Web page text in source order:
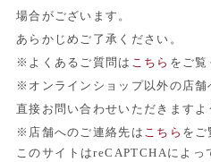
場合がございます。
あらかじめご了承ください。
※よくあるご質問は こちら をご覧
※オンラインショップ以外の店
直接お問い合わせいただきますよ
※店舗へのご連絡先は こちら をご
このサイトはreCAPTCHAによ